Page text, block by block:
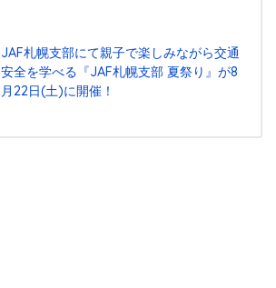
JAF札幌支部にて親子で楽しみながら交通
安全を学べる『JAF札幌支部 夏祭り』が8
月22日(土)に開催！